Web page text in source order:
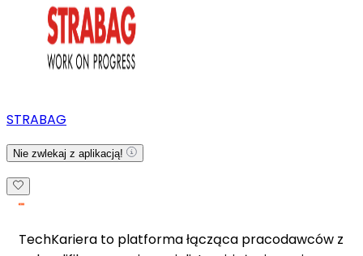
STRABAG
Nie zwlekaj z aplikacją!
TechKariera to platforma łącząca pracodawców z